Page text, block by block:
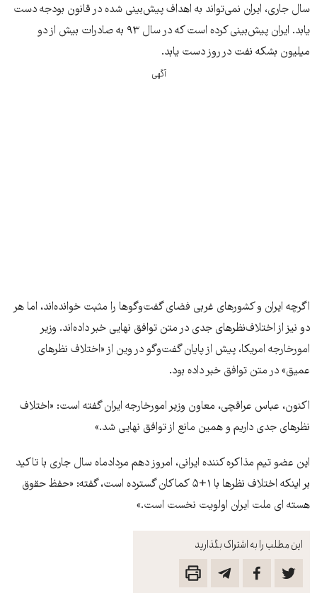
این مطلب را به اشتراک بگذارید
سال جاری، ایران نمی‌تواند به اهداف پیش‌بینی شده در قانون بودجه دست
یابد. ایران پیش‌بینی کرده است که در سال ۹۳ به صادرات بیش از دو
میلیون بشکه نفت در روز دست یابد.
آگهی
اگرچه ایران و کشورهای غربی فضای گفت‌وگو‌ها را مثبت خوانده‌اند، اما هر
دو نیز از اختلاف‌نظرهای جدی در متن توافق نهایی خبر داده‌اند. وزیر
امورخارجه امریکا، پیش از پایان گفت‌وگو در وین از «اختلاف نظرهای
عمیق» در متن توافق خبر داده بود.
اکنون، عباس عراقچی، معاون وزیر امورخارجه ایران گفته است: «اختلاف
نظر‌های جدی داریم و همین مانع از توافق نهایی شد.»
این عضو تیم مذاکره کننده ایرانی، امروز دهم مردادماه سال جاری با تاکید
بر اینکه اختلاف نظرها با ۱+۵ کماکان گسترده است، گفته: «حفظ حقوق
هسته ای ملت ایران اولویت نخست است.»